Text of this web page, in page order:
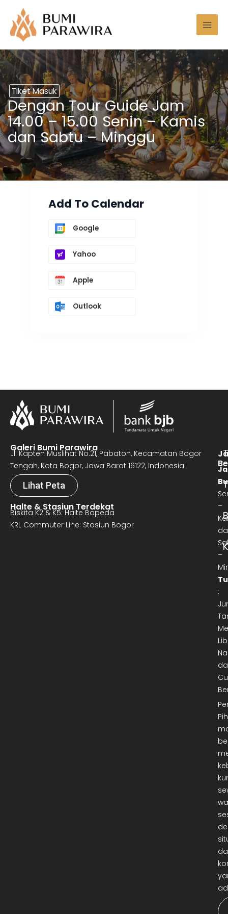
konten
Tiket Masuk
Dengan Tour Guide Jam
14.00 – 15.00 Senin – Kamis
dan Sabtu – Minggu
Add To Calendar
Google
Yahoo
Apple
Outlook
Galeri Bumi Parawira
Jl. Kapten Muslihat No.21, Pabaton, Kecamatan Bogor
Tengah, Kota Bogor, Jawa Barat 16122, Indonesia
Lihat Peta
Halte & Stasiun Terdekat
Biskita K2 & K5: Halte Bapeda
KRL Commuter Line: Stasiun Bogor
–
–
: